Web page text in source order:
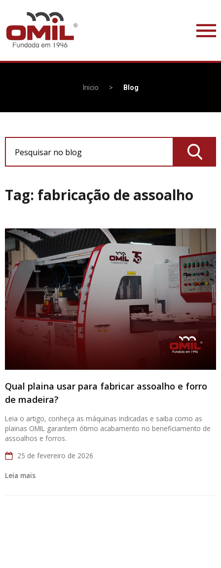
Inicio > Blog
Tag: fabricação de assoalho
Qual plaina usar para fabricar assoalho e forro
de madeira?
Leia o artigo, conheça as máquinas indicadas e saiba como as
plainas OMIL garantem ótimo acabamento no beneficiamento de
assoalhos e forros.
25 de fevereiro de 2026
Leia mais
Pesquisar no blog